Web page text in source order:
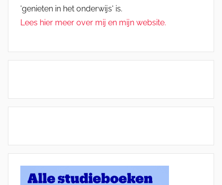
'genieten in het onderwijs' is.
Lees hier meer over mij en mijn website.